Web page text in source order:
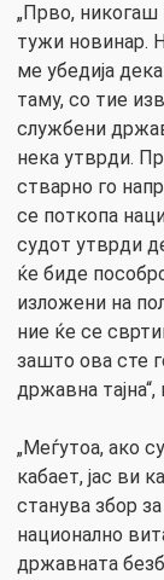
„Прво,
тужи новинар.
ме убедија
таму, со тие
службени
нека утврди.
стварно го
се поткопа
судот утврди
ќе биде
изложени на
ние ќе се
зашто ова сте
државна
„Меѓутоа, ако
кабает, јас ви
станува збор
национално
државната